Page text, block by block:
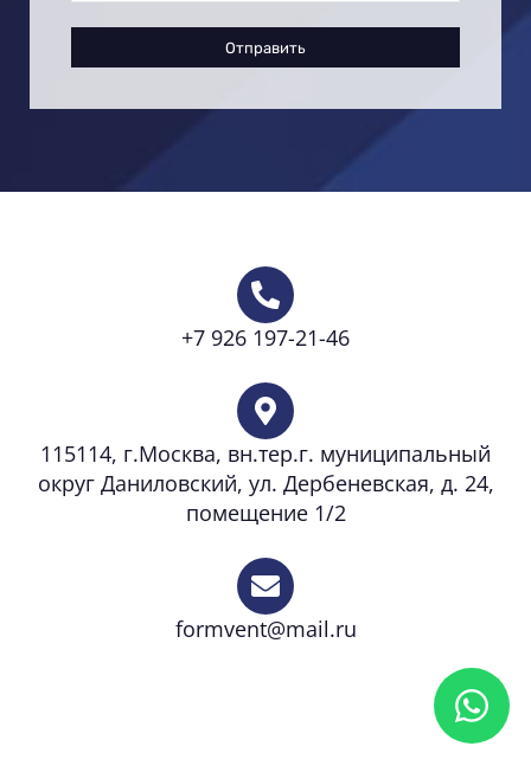
Отправить
+7 926 197-21-46
115114, г.Москва, вн.тер.г. муниципальный
округ Даниловский, ул. Дербеневская, д. 24,
помещение 1/2
formvent@mail.ru